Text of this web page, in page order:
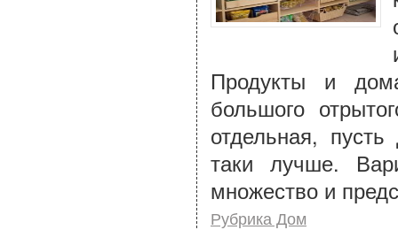
Продукты и
большого
отдельная,
таки лучше.
множество и
Рубрика Дом